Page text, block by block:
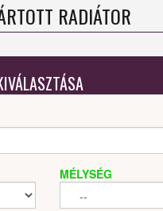
RADIÁTOR
MÉLYSÉG